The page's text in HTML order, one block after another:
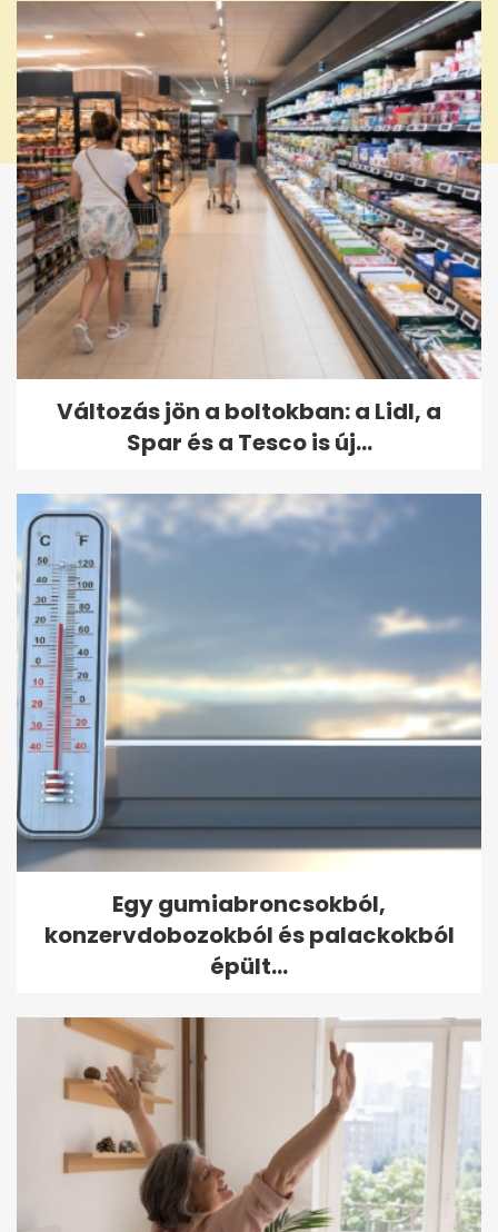
Változás jön a boltokban: a Lidl, a
Spar és a Tesco is új...
Egy gumiabroncsokból,
konzervdobozokból és palackokból
épült...